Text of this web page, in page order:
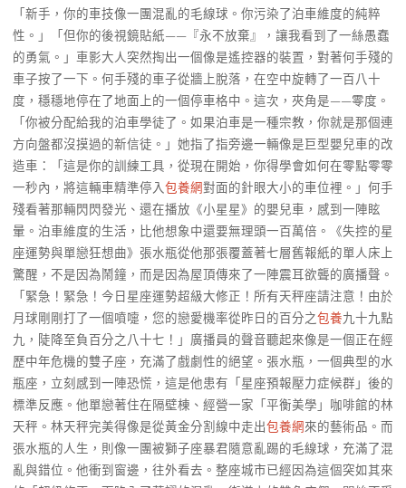
「新手，你的車技像一團混亂的毛線球。你污染了泊車維度的純粹
性。」「但你的後視鏡貼紙——『永不放棄』，讓我看到了一絲愚蠢
的勇氣。」車影大人突然掏出一個像是遙控器的裝置，對著何手殘的
車子按了一下。何手殘的車子從牆上脫落，在空中旋轉了一百八十
度，穩穩地停在了地面上的一個停車格中。這次，夾角是——零度。
「你被分配給我的泊車學徒了。如果泊車是一種宗教，你就是那個連
方向盤都沒摸過的新信徒。」她指了指旁邊一輛像是巨型嬰兒車的改
造車：「這是你的訓練工具，從現在開始，你得學會如何在零點零零
一秒內，將這輛車精準停入包養網對面的針眼大小的車位裡。」何手
殘看著那輛閃閃發光、還在播放《小星星》的嬰兒車，感到一陣眩
暈。泊車維度的生活，比他想象中還要無理頭一百萬倍。《失控的星
座運勢與單戀狂想曲》張水瓶從他那張覆蓋著七層舊報紙的單人床上
驚醒，不是因為鬧鐘，而是因為屋頂傳來了一陣震耳欲聾的廣播聲。
「緊急！緊急！今日星座運勢超級大修正！所有天秤座請注意！由於
月球剛剛打了一個噴嚏，您的戀愛機率從昨日的百分之包養九十九點
九，陡降至負百分之八十七！」廣播員的聲音聽起來像是一個正在經
歷中年危機的雙子座，充滿了戲劇性的絕望。張水瓶，一個典型的水
瓶座，立刻感到一陣恐慌，這是他患有「星座預報壓力症候群」後的
標準反應。他單戀著住在隔壁棟、經營一家「平衡美學」咖啡館的林
天秤。林天秤完美得像是從黃金分割線中走出包養網來的藝術品。而
張水瓶的人生，則像一團被獅子座暴君隨意亂踢的毛線球，充滿了混
亂與錯位。他衝到窗邊，往外看去。整座城市已經因為這個突如其來